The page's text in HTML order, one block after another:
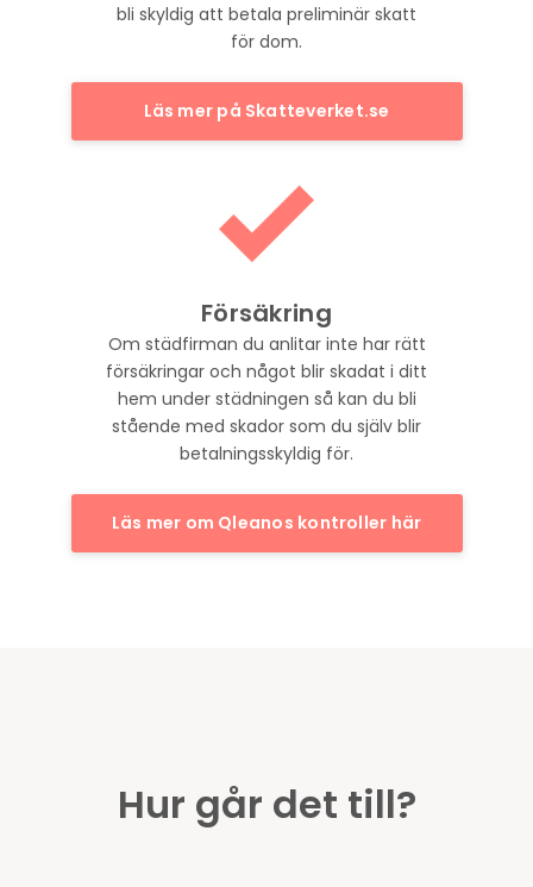
bli skyldig att betala preliminär skatt
för dom.
Läs mer på Skatteverket.se
Försäkring
Om städfirman du anlitar inte har rätt
försäkringar och något blir skadat i ditt
hem under städningen så kan du bli
stående med skador som du själv blir
betalningsskyldig för.
Läs mer om Qleanos kontroller här
Hur går det till?